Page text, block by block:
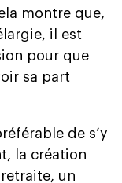
montre que,
il est
pour que
sa part
de s’y
la création
un